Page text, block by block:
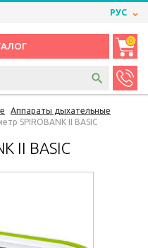
РУС
0
Аппараты дыхательные
SPIROBANK II BASIC
II BASIC